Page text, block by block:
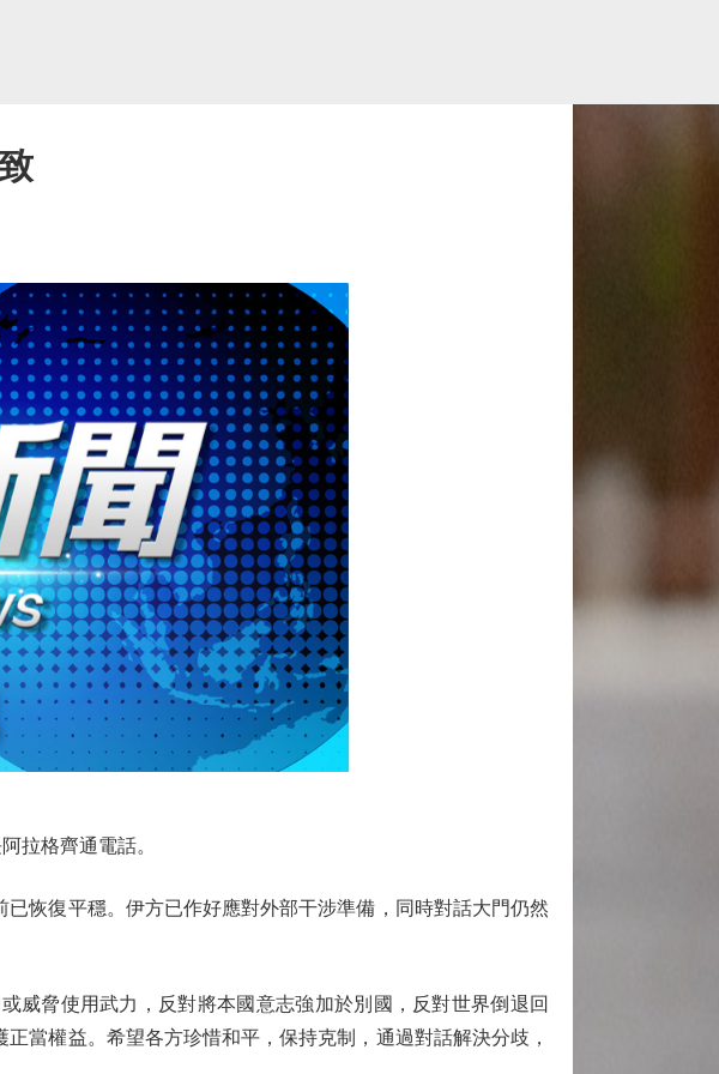
拉格齊通電話。
恢復平穩。伊方已作好應對外部干涉準備，同時對話大門仍然
脅使用武力，反對將本國意志強加於別國，反對世界倒退回
當權益。希望各方珍惜和平，保持克制，通過對話解決分歧，